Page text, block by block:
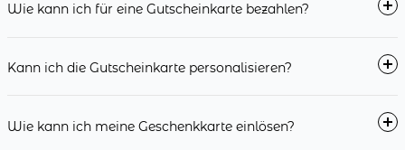
Wie kann ich für eine Gutscheinkarte bezahlen?
Kann ich die Gutscheinkarte personalisieren?
Wie kann ich meine Geschenkkarte einlösen?